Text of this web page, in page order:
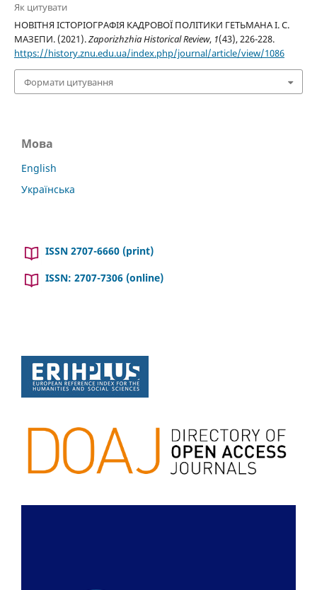
Як цитувати
НОВІТНЯ ІСТОРІОГРАФІЯ КАДРОВОЇ ПОЛІТИКИ ГЕТЬМАНА І. С.
МАЗЕПИ. (2021).Zaporizhzhia Historical Review, 1(43), 226-228.
https://history.znu.edu.ua/index.php/journal/article/view/1086
Формати цитування
Мова
English
Українська
ISSN 2707-6660 (print)
ISSN: 2707-7306 (online)